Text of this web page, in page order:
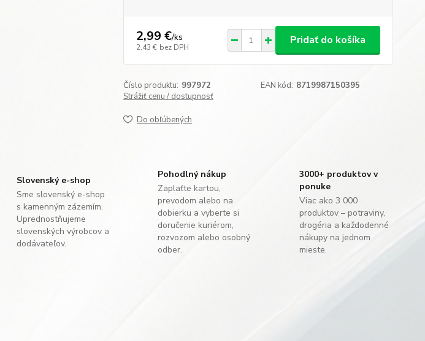
2,99 €/ks
2,43 € bez DPH
Pridať do košíka
Číslo produktu: 997972 EAN kód: 8719987150395
Strážiť cenu / dostupnosť
Do obľúbených
Slovenský e-shop
Sme slovenský e-shop
s kamenným zázemím.
Uprednostňujeme
slovenských výrobcov a
dodávateľov.
Pohodlný nákup
Zaplaťte kartou,
prevodom alebo na
dobierku a vyberte si
doručenie kuriérom,
rozvozom alebo osobný
odber.
3000+ produktov v
ponuke
Viac ako 3 000
produktov – potraviny,
drogéria a každodenné
nákupy na jednom
mieste.